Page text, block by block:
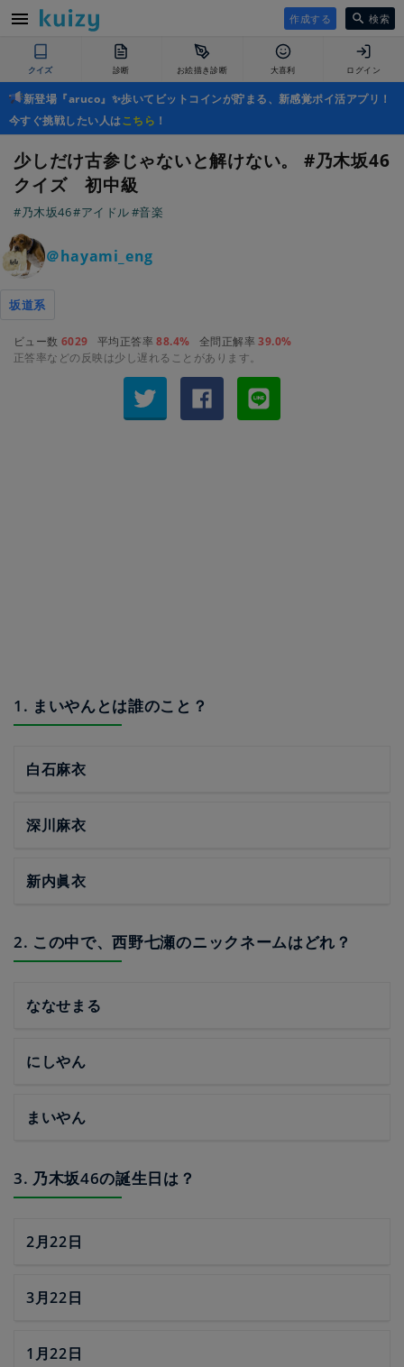
作成する 検索
クイズ 診断 お絵描き診断 大喜利 ログイン
新登場『aruco』✨歩いてビットコインが貯まる、新感覚ポイ活アプリ！
今すぐ挑戦したい人はこちら ！
少しだけ古参じゃないと解けない。 #乃木坂46
クイズ 初中級
#乃木坂46#アイドル#音楽
＠hayami_eng
坂道系
ビュー数 6029 平均正答率88.4% 全問正解率39.0%
正答率などの反映は少し遅れることがあります。
1. まいやんとは誰のこと？
白石麻衣
深川麻衣
新内眞衣
2. この中で、西野七瀬のニックネームはどれ？
ななせまる
にしやん
まいやん
3. 乃木坂46の誕生日は？
2月22日
3月22日
1月22日